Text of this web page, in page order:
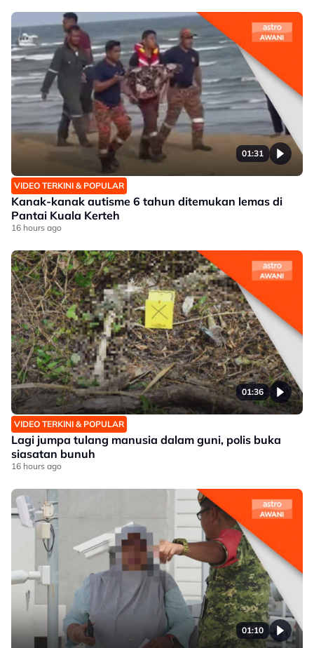
01:31
VIDEO TERKINI & POPULAR
Kanak-kanak autisme 6 tahun ditemukan lemas di
Pantai Kuala Kerteh
16 hours ago
01:36
VIDEO TERKINI & POPULAR
Lagi jumpa tulang manusia dalam guni, polis buka
siasatan bunuh
16 hours ago
01:10